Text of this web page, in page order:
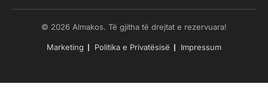
© 2026 Almakos. Të gjitha të drejtat e rezervuara!
Marketing Politika e Privatësisë Impressum